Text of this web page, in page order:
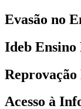
Evasão no
Ideb Ensino
Acesso à